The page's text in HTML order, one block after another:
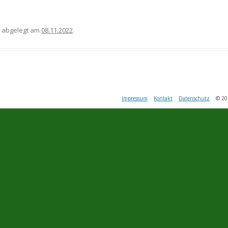
abgelegt am 08.11.2022.
Impressum Kontakt Datenschutz ©